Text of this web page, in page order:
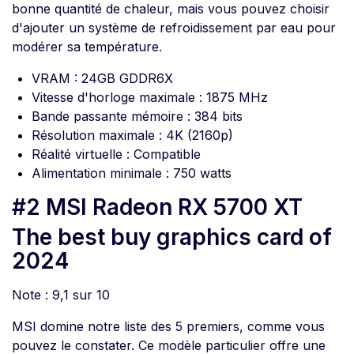
bonne quantité de chaleur, mais vous pouvez choisir
d'ajouter un système de refroidissement par eau pour
modérer sa température.
VRAM : 24GB GDDR6X
Vitesse d'horloge maximale : 1875 MHz
Bande passante mémoire : 384 bits
Résolution maximale : 4K (2160p)
Réalité virtuelle : Compatible
Alimentation minimale : 750 watts
#2 MSI Radeon RX 5700 XT
The best buy graphics card of
2024
Note : 9,1 sur 10
MSI domine notre liste des 5 premiers, comme vous
pouvez le constater. Ce modèle particulier offre une